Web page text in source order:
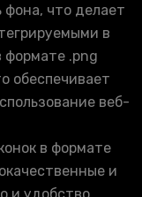
фона, что делает
в
формате .png
обеспечивает
веб-
в формате
и